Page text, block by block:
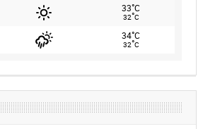
33°C
32°C
34°C
32°C